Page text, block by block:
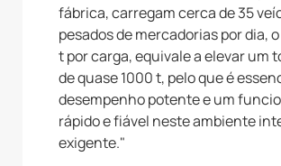
fábrica, carregam cerca de 35
pesados de mercadorias por dia,
t por carga, equivale a elevar um
de quase 1000 t, pelo que é
desempenho potente e um
rápido e fiável neste ambiente
exigente."